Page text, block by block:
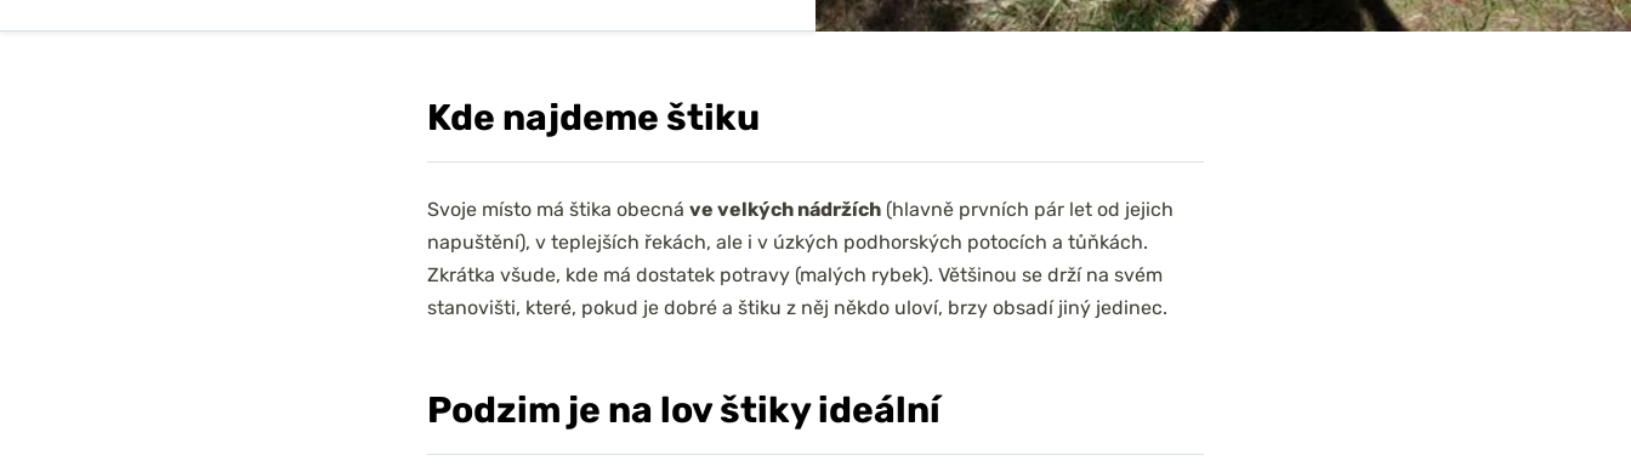
Kde najdeme štiku
Svoje místo má štika obecná ve velkých nádržích (hlavně prvních pár let od jejich
napuštění), v teplejších řekách, ale i v úzkých podhorských potocích a tůňkách.
Zkrátka všude, kde má dostatek potravy (malých rybek). Většinou se drží na svém
stanovišti, které, pokud je dobré a štiku z něj někdo uloví, brzy obsadí jiný jedinec.
Podzim je na lov štiky ideální